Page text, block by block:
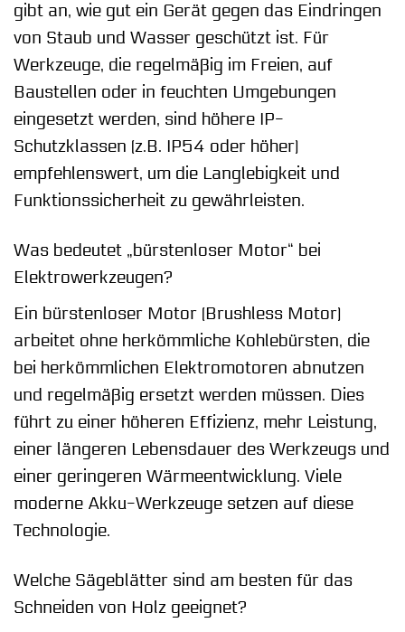
gibt an, wie gut ein Gerät gegen das Eindringen
von Staub und Wasser geschützt ist. Für
Werkzeuge, die regelmäßig im Freien, auf
Baustellen oder in feuchten Umgebungen
eingesetzt werden, sind höhere IP-
Schutzklassen (z.B. IP54 oder höher)
empfehlenswert, um die Langlebigkeit und
Funktionssicherheit zu gewährleisten.
Was bedeutet „bürstenloser Motor“ bei
Elektrowerkzeugen?
Ein bürstenloser Motor (Brushless Motor)
arbeitet ohne herkömmliche Kohlebürsten, die
bei herkömmlichen Elektromotoren abnutzen
und regelmäßig ersetzt werden müssen. Dies
führt zu einer höheren Effizienz, mehr Leistung,
einer längeren Lebensdauer des Werkzeugs und
einer geringeren Wärmeentwicklung. Viele
moderne Akku-Werkzeuge setzen auf diese
Technologie.
Welche Sägeblätter sind am besten für das
Schneiden von Holz geeignet?